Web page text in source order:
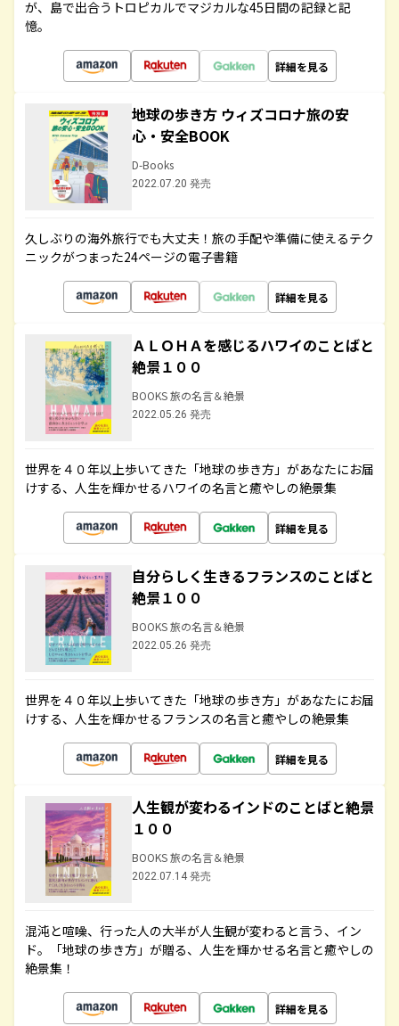
が、島で出合うトロピカルでマジカルな45日間の記録と記
憶。
詳細を見る
地球の歩き方 ウィズコロナ旅の安
心・安全BOOK
D-Books
2022.07.20 発売
久しぶりの海外旅行でも大丈夫！旅の手配や準備に使えるテク
ニックがつまった24ページの電子書籍
詳細を見る
ＡＬＯＨＡを感じるハワイのことばと
絶景１００
BOOKS 旅の名言＆絶景
2022.05.26 発売
世界を４０年以上歩いてきた「地球の歩き方」があなたにお届
けする、人生を輝かせるハワイの名言と癒やしの絶景集
詳細を見る
自分らしく生きるフランスのことばと
絶景１００
BOOKS 旅の名言＆絶景
2022.05.26 発売
世界を４０年以上歩いてきた「地球の歩き方」があなたにお届
けする、人生を輝かせるフランスの名言と癒やしの絶景集
詳細を見る
人生観が変わるインドのことばと絶景
１００
BOOKS 旅の名言＆絶景
2022.07.14 発売
混沌と喧噪、行った人の大半が人生観が変わると言う、イン
ド。「地球の歩き方」が贈る、人生を輝かせる名言と癒やしの
絶景集！
詳細を見る